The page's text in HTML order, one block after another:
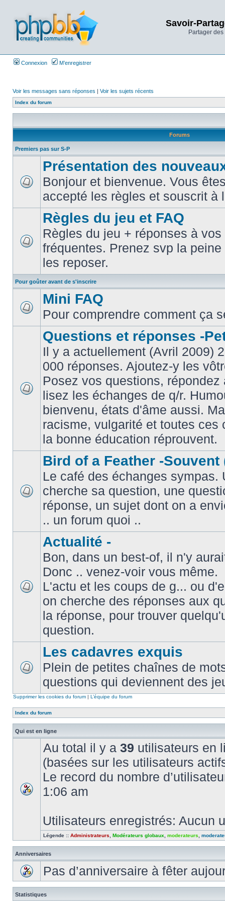
Savoir-
Partager
Connexion M’enregistrer
Voir les messages sans réponses | Voir les sujets récents
Index du forum
Forums
Premiers pas sur S-P
Présentation des
Bonjour et bienvenue. Vous
accepté les règles et souscrit à
Règles du jeu et FAQ
Règles du jeu + réponses à
fréquentes. Prenez svp la
les reposer.
Pour goûter avant de s'inscrire
Mini FAQ
Pour comprendre comment ça
Questions et réponses -
Il y a actuellement (Avril 2009)
000 réponses. Ajoutez-y les
Posez vos questions,
lisez les échanges de q/r.
bienvenu, états d'âme aussi.
racisme, vulgarité et toutes ces
la bonne éducation réprouvent.
Bird of a Feather -Souvent
Le café des échanges sympas.
cherche sa question, une
réponse, un sujet dont on a
.. un forum quoi ..
Actualité -
Bon, dans un best-of, il n'y
Donc .. venez-voir vous même.
L'actu et les coups de g... ou
on cherche des réponses aux
la réponse, pour trouver
question.
Les cadavres exquis
Plein de petites chaînes de
questions qui deviennent des
Supprimer les cookies du forum | L’équipe du forum
Index du forum
Qui est en ligne
Au total il y a 39 utilisateurs en
(basées sur les utilisateurs
Le record du nombre
1:06 am
Utilisateurs enregistrés: Aucun
Légende :: Administrateurs Modérateurs globaux moderateurs
Anniversaires
Pas d’anniversaire à fêter
Statistiques